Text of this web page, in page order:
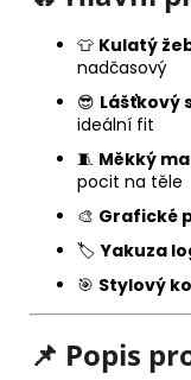
👕 Kulatý
nadčasový
😎 Lášťkový
ideální fit
🧵 Měkký
pocit na těle
🎨 Grafické
🏷️Yakuza
🎯 Stylový
📌 Popis